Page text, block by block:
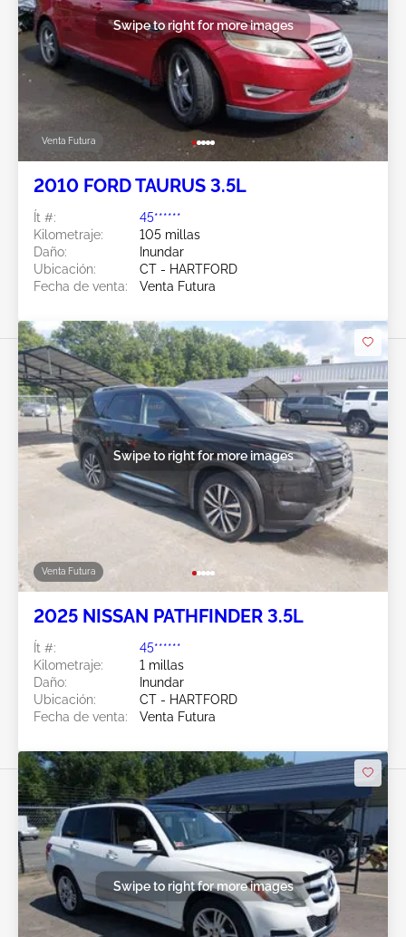
Venta Futura
Swipe to right for more images
2010 FORD TAURUS 3.5L
Ít #:
45******
Kilometraje:
105 millas
Daño:
Inundar
Ubicación:
CT - HARTFORD
Fecha de venta:
Venta Futura
Venta Futura
Swipe to right for more images
2025 NISSAN PATHFINDER 3.5L
Ít #:
45******
Kilometraje:
1 millas
Daño:
Inundar
Ubicación:
CT - HARTFORD
Fecha de venta:
Venta Futura
Swipe to right for more images